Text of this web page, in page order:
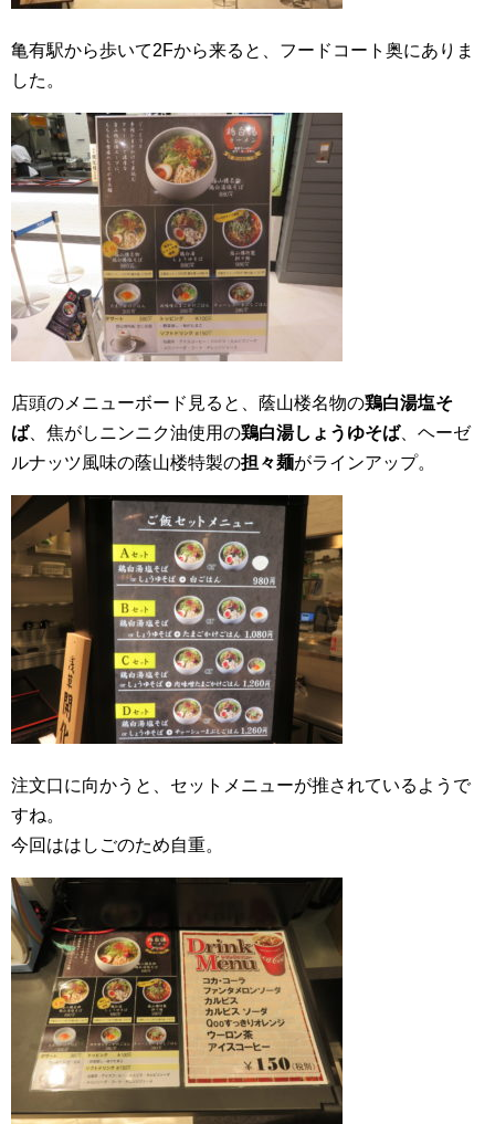
亀有駅から歩いて2Fから来ると、フードコート奥にありま
した。
店頭のメニューボード見ると、蔭山楼名物の鶏白湯塩そ
ば、焦がしニンニク油使用の鶏白湯しょうゆそば、ヘーゼ
ルナッツ風味の蔭山楼特製の担々麺がラインアップ。
注文口に向かうと、セットメニューが推されているようで
すね。
今回ははしごのため自重。